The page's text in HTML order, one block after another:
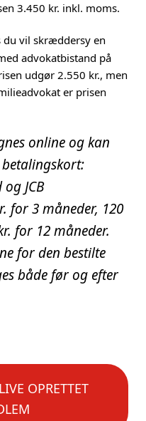
3.450 kr. inkl. moms.
du vil skræddersy en
advokatbistand på
udgør 2.550 kr., men
er prisen
online og kan
JCB
for 3 måneder, 120
for 12 måneder.
for den bestilte
både før og efter
OPRETTET